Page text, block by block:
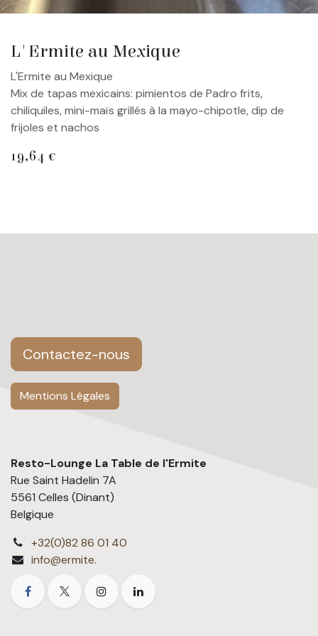
L'Ermite au Mexique
L'Ermite au Mexique
Mix de tapas mexicains: pimientos de Padro frits,
chiliquiles, mini-maïs grillés à la mayo-chipotle, dip de
frijoles et nachos
19,64 €
Contactez-nous
Mentions Légales
Resto-Lounge La Table de l'Ermite
Rue Saint Hadelin 7A
5561 Celles (Dinant)
Belgique
+32(0)82 86 01 40
info@ermite.